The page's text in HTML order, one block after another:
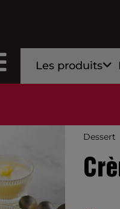
Les produits
Dessert